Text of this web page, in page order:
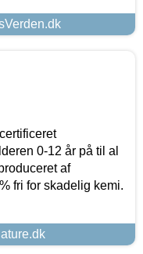
0-12 år på til al
af
fri for skadelig kemi.